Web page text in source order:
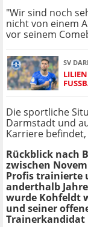
"Wir sind noch
nicht von einem
vor seinem
SV
Die sportliche
Darmstadt und
Karriere
Rückblick nach
zwischen
Profis trainierte
anderthalb
wurde Kohfeldt
und seiner
Trainerkandidat